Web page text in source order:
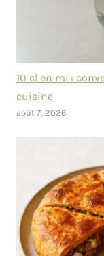
10 cl en ml :
cuisine
août 7, 2026